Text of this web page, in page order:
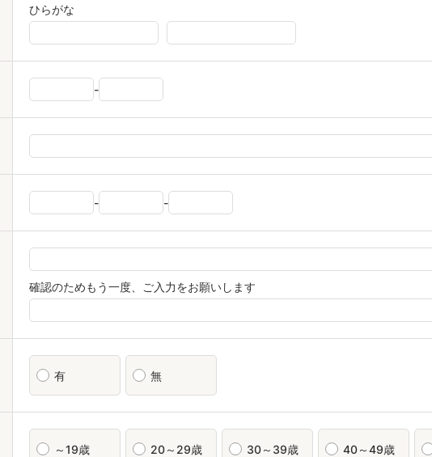
ひらがな
-
- -
確認のためもう一度、ご入力をお願いします
有
無
～19歳
20～29歳 30～39歳 40～49歳